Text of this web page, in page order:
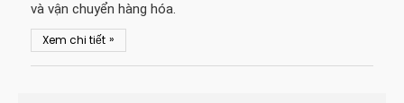
và vận chuyển hàng hóa.
Xem chi tiết »